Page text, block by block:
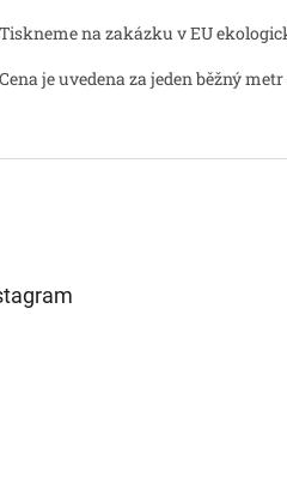
Tiskneme na zakázku v EU
Cena je uvedena za jeden běžný